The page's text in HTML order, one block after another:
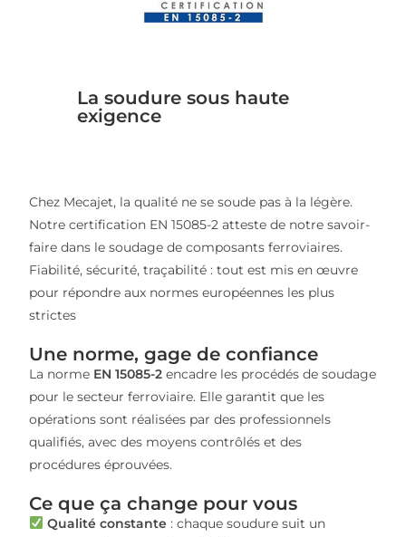
La soudure sous haute
exigence
Chez Mecajet, la qualité ne se soude pas à la légère.
Notre certification EN 15085-2 atteste de notre savoir-
faire dans le soudage de composants ferroviaires.
Fiabilité, sécurité, traçabilité : tout est mis en œuvre
pour répondre aux normes européennes les plus
strictes
Une norme, gage de confiance
La norme EN 15085-2 encadre les procédés de soudage
pour le secteur ferroviaire. Elle garantit que les
opérations sont réalisées par des professionnels
qualifiés, avec des moyens contrôlés et des
procédures éprouvées.
Ce que ça change pour vous
Qualité constante : chaque soudure suit un